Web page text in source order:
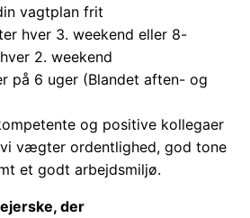
vagtplan frit
hver 3. weekend eller 8-
2. weekend
på 6 uger (Blandet aften- og
og positive kollegaer
vægter ordentlighed, god tone
et godt arbejdsmiljø.
der